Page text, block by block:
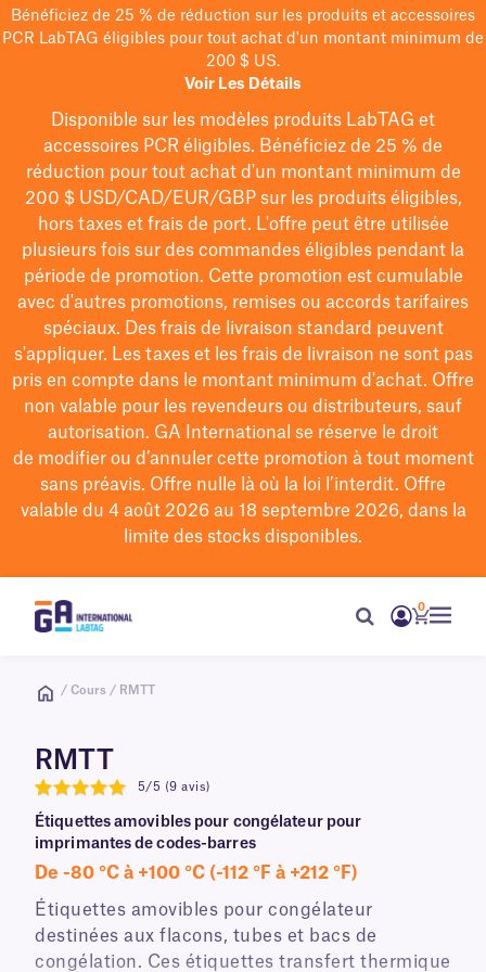
Bénéficiez de 25 % de réduction sur les produits et accessoires
PCR LabTAG éligibles pour tout achat d'un montant minimum de
200 $ US.
Voir Les Détails
Disponible sur les modèles produits LabTAG et
accessoires PCR éligibles. Bénéficiez de 25 % de
réduction pour tout achat d'un montant minimum de
200 $USD/CAD/EUR/GBPsur les produits éligibles,
hors taxes et frais de port. L'offre peut être utilisée
plusieurs fois sur des commandes éligibles pendant la
période de promotion. Cette promotion est cumulable
avec d'autres promotions, remises ou accords tarifaires
spéciaux. Des frais de livraison standard peuvent
s'appliquer. Les taxes et les frais de livraison ne sont pas
pris en compte dans le montant minimum d'achat. Offre
non valable pour les revendeurs ou distributeurs, sauf
autorisation. GA International se réserve le droit
de modifierou d’annuler cette promotion à tout moment
sans préavis. Offre nulle là où la loi l’interdit. Offre
valable du 4 août 2026 au 18 septembre 2026, dans la
limite des stocks disponibles.
0
/ Cours / RMTT
RMTT
5
5/5 (9 avis)
Étiquettes amovibles pour congélateur pour
imprimantes de codes-barres
De -80 °C à +100 °C (-112 °F à +212 °F)
Étiquettes amovibles pour congélateur
destinées aux flacons, tubes et bacs de
congélation. Ces étiquettes transfert thermique